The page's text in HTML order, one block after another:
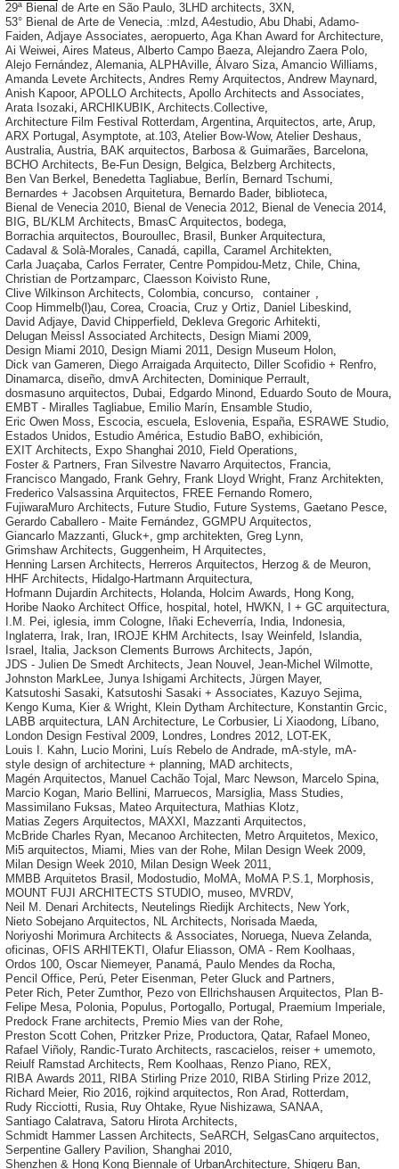
29ª Bienal de Arte en São Paulo, 3LHD architects, 3XN,
53° Bienal de Arte de Venecia, :mlzd, A4estudio, Abu Dhabi, Adamo-
Faiden, Adjaye Associates, aeropuerto, Aga Khan Award for Architecture,
Ai Weiwei, Aires Mateus, Alberto Campo Baeza, Alejandro Zaera Polo,
Alejo Fernández, Alemania, ALPHAville, Álvaro Siza, Amancio Williams,
Amanda Levete Architects, Andres Remy Arquitectos, Andrew Maynard,
Anish Kapoor, APOLLO Architects, Apollo Architects and Associates,
Arata Isozaki, ARCHIKUBIK, Architects.Collective,
Architecture Film Festival Rotterdam, Argentina, Arquitectos, arte, Arup,
ARX Portugal , Asymptote, at.103, Atelier Bow-Wow, Atelier Deshaus,
Australia, Austria, BAK arquitectos, Barbosa & Guimarães, Barcelona,
BCHO Architects, Be-Fun Design, Belgica, Belzberg Architects,
Ben Van Berkel , Benedetta Tagliabue, Berlín, Bernard Tschumi,
Bernardes + Jacobsen Arquitetura, Bernardo Bader, biblioteca,
Bienal de Venecia 2010, Bienal de Venecia 2012, Bienal de Venecia 2014,
BIG, BL/KLM Architects, BmasC Arquitectos, bodega,
Borrachia arquitectos, Bouroullec, Brasil , Bunker Arquitectura,
Cadaval & Solà-Morales, Canadá, capilla, Caramel Architekten,
Carla Juaçaba, Carlos Ferrater, Centre Pompidou-Metz, Chile, China,
Christian de Portzamparc, Claesson Koivisto Rune,
Clive Wilkinson Architects, Colombia, concurso, container ,
Coop Himmelb(l)au, Corea, Croacia, Cruz y Ortiz, Daniel Libeskind,
David Adjaye, David Chipperfield, Dekleva Gregoric Arhitekti,
Delugan Meissl Associated Architects, Design Miami 2009,
Design Miami 2010, Design Miami 2011, Design Museum Holon,
Dick van Gameren, Diego Arraigada Arquitecto, Diller Scofidio + Renfro,
Dinamarca, diseño, dmvA Architecten, Dominique Perrault,
dosmasuno arquitectos, Dubai, Edgardo Minond, Eduardo Souto de Moura,
EMBT - Miralles Tagliabue, Emilio Marín, Ensamble Studio,
Eric Owen Moss, Escocia, escuela, Eslovenia, España, ESRAWE Studio,
Estados Unidos, Estudio América, Estudio BaBO, exhibición,
EXIT Architects, Expo Shanghai 2010, Field Operations,
Foster & Partners, Fran Silvestre Navarro Arquitectos, Francia,
Francisco Mangado, Frank Gehry, Frank Lloyd Wright, Franz Architekten,
Frederico Valsassina Arquitectos, FREE Fernando Romero,
FujiwaraMuro Architects, Future Studio, Future Systems, Gaetano Pesce,
Gerardo Caballero - Maite Fernández, GGMPU Arquitectos,
Giancarlo Mazzanti, Gluck+, gmp architekten, Greg Lynn,
Grimshaw Architects, Guggenheim, H Arquitectes,
Henning Larsen Architects, Herreros Arquitectos, Herzog & de Meuron,
HHF Architects, Hidalgo-Hartmann Arquitectura,
Hofmann Dujardin Architects, Holanda, Holcim Awards, Hong Kong,
Horibe Naoko Architect Office, hospital , hotel , HWKN, I + GC arquitectura,
I.M. Pei, iglesia, imm Cologne, Iñaki Echeverría, India, Indonesia,
Inglaterra, Irak, Iran, IROJE KHM Architects, Isay Weinfeld, Islandia,
Israel , Italia, Jackson Clements Burrows Architects, Japón,
JDS - Julien De Smedt Architects, Jean Nouvel , Jean-Michel Wilmotte,
Johnston MarkLee, Junya Ishigami Architects, Jürgen Mayer,
Katsutoshi Sasaki, Katsutoshi Sasaki + Associates, Kazuyo Sejima,
Kengo Kuma, Kier & Wright, Klein Dytham Architecture, Konstantin Grcic,
LABB arquitectura, LAN Architecture, Le Corbusier, Li Xiaodong, Líbano,
London Design Festival 2009, Londres, Londres 2012, LOT-EK,
Louis I. Kahn, Lucio Morini, Luís Rebelo de Andrade, mA-style, mA-
style design of architecture + planning, MAD architects,
Magén Arquitectos, Manuel Cachão Tojal , Marc Newson, Marcelo Spina,
Marcio Kogan, Mario Bellini, Marruecos, Marsiglia, Mass Studies,
Massimilano Fuksas, Mateo Arquitectura, Mathias Klotz,
Matias Zegers Arquitectos, MAXXI , Mazzanti Arquitectos,
McBride Charles Ryan, Mecanoo Architecten, Metro Arquitetos, Mexico,
Mi5 arquitectos, Miami, Mies van der Rohe, Milan Design Week 2009,
Milan Design Week 2010, Milan Design Week 2011,
MMBB Arquitetos Brasil , Modostudio, MoMA, MoMA P.S.1, Morphosis,
MOUNT FUJI ARCHITECTS STUDIO, museo, MVRDV,
Neil M. Denari Architects, Neutelings Riedijk Architects, New York,
Nieto Sobejano Arquitectos, NL Architects, Norisada Maeda,
Noriyoshi Morimura Architects & Associates, Noruega, Nueva Zelanda,
oficinas, OFIS ARHITEKTI , Olafur Eliasson, OMA - Rem Koolhaas,
Ordos 100, Oscar Niemeyer, Panamá, Paulo Mendes da Rocha,
Pencil Office, Perú, Peter Eisenman, Peter Gluck and Partners,
Peter Rich, Peter Zumthor, Pezo von Ellrichshausen Arquitectos, Plan B-
Felipe Mesa, Polonia, Populus, Portogallo, Portugal , Praemium Imperiale,
Predock Frane architects, Premio Mies van der Rohe,
Preston Scott Cohen, Pritzker Prize, Productora, Qatar, Rafael Moneo,
Rafael Viñoly, Randic-Turato Architects, rascacielos, reiser + umemoto,
Reiulf Ramstad Architects, Rem Koolhaas, Renzo Piano, REX,
RIBA Awards 2011, RIBA Stirling Prize 2010, RIBA Stirling Prize 2012,
Richard Meier, Rio 2016, rojkind arquitectos, Ron Arad, Rotterdam,
Rudy Ricciotti, Rusia, Ruy Ohtake, Ryue Nishizawa, SANAA,
Santiago Calatrava, Satoru Hirota Architects,
Schmidt Hammer Lassen Architects, SeARCH , SelgasCano arquitectos,
Serpentine Gallery Pavilion, Shanghai 2010,
Shenzhen & Hong Kong Biennale of UrbanArchitecture, Shigeru Ban,